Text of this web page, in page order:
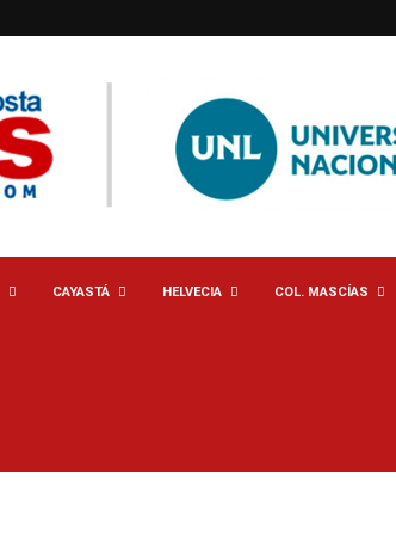
CAYASTÁ HELVECIA COL. MASCÍAS